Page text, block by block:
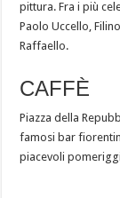
pittura. Fra i più
Paolo Uccello,
Raffaello.
CAFFÈ
Piazza della
famosi bar
piacevoli